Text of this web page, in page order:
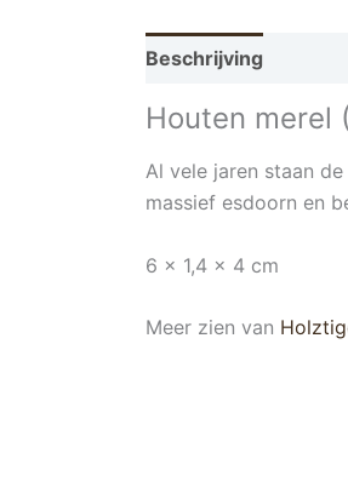
Beschrijving
Houten merel
Al vele jaren staan
massief esdoorn en
6 x 1,4 x 4 cm
Meer zien van